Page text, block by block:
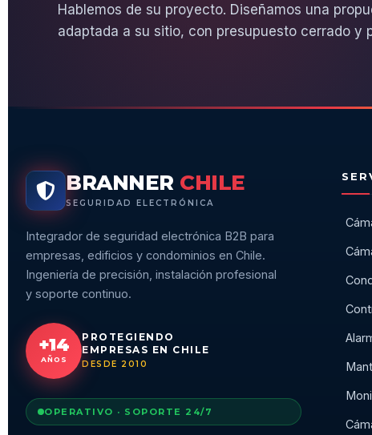
Hablemos de su proyecto. Diseñamos una
adaptada a su sitio, con presupuesto cerrado y
BRANNER CHILE
SEGURIDAD ELECTRÓNICA
Integrador de seguridad electrónica B2B para
empresas, edificios y condominios en Chile.
Ingeniería de precisión, instalación profesional
y soporte continuo.
+14
AÑOS
PROTEGIENDO
EMPRESAS EN CHILE
DESDE 2010
OPERATIVO · SOPORTE 24/7